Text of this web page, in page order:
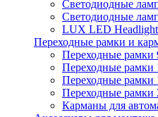
Светодиодные
Светодиодные
LUX LED
Переходные рамки и
Переходные
Переходные
Переходные рамки
Переходные рамки
Карманы для